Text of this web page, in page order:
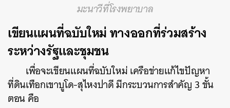
มะนาวีที่โรงพยาบาล
เขียนแผนที่ฉบับใหม่ ทางออกที่ร่วมสร้าง
ระหว่างรัฐและชุมชน
เพื่อจะเขียนแผนที่ฉบับใหม่ เครือข่ายแก้ไขปัญหา
ที่ดินเทือกเขาบูโด-สุไหงปาดี มีกระบวนการสำคัญ 3 ขั้น
ตอน คือ